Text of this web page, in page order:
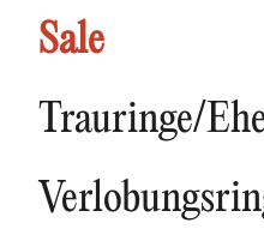
Sale
Trauringe/
NEUHEITEN
Lebens Arden